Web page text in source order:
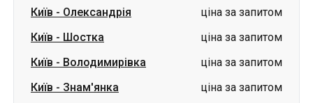
Київ - Олександрія
ціна за запитом
Київ - Шостка
ціна за запитом
Київ - Володимирівка
ціна за запитом
Київ - Знам'янка
ціна за запитом